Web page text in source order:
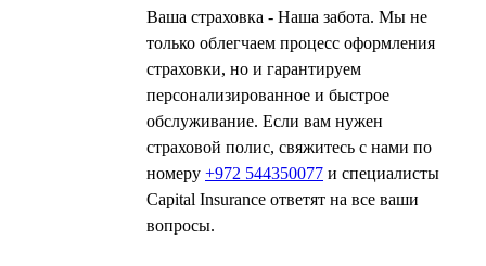
Ваша страховка - Наша забота. Мы не
только облегчаем процесс оформления
страховки, но и гарантируем
персонализированное и быстрое
обслуживание. Если вам нужен
страховой полис, свяжитесь с нами по
номеру +972 544350077 и специалисты
Capital Insurance ответят на все ваши
вопросы.